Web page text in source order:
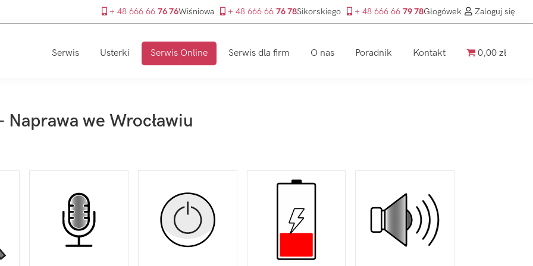
+ 48 666 66 76 76Wiśniowa + 48 666 66 76 78Sikorskiego + 48 666 66 79 78Głogówek Zaloguj się
Serwis Usterki Serwis Online Serwis dla firm O nas Poradnik Kontakt 0,00 zł
we Wrocławiu